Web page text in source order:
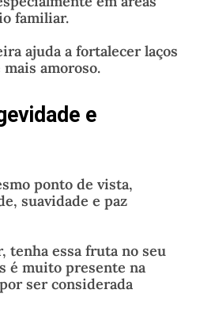
familiar.
ajuda a fortalecer laços
amoroso.
e
ponto de vista,
suavidade e paz
tenha essa fruta no seu
é muito presente na
ser considerada